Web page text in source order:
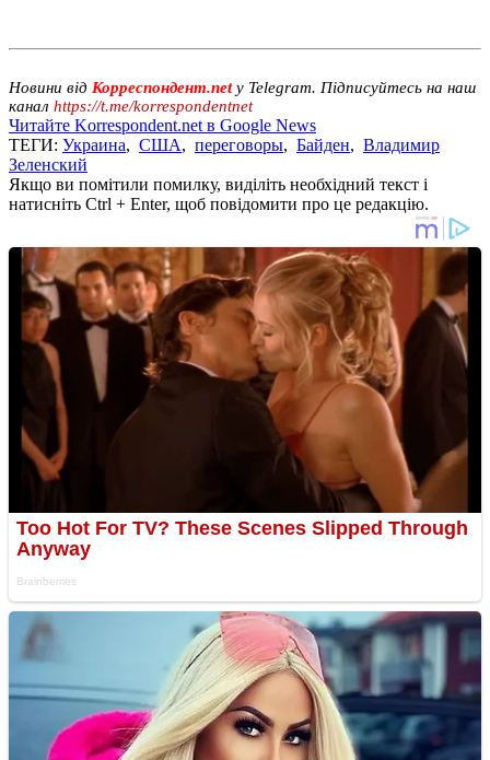
Новини від Корреспондент.netу Telegram. Підписуйтесь на наш
канал https://t.me/korrespondentnet
Читайте Korrespondent.net в Google News
ТЕГИ: Украина, США, переговоры, Байден, Владимир
Зеленский
Якщо ви помітили помилку, виділіть необхідний текст і
натисніть Ctrl + Enter, щоб повідомити про це редакцію.